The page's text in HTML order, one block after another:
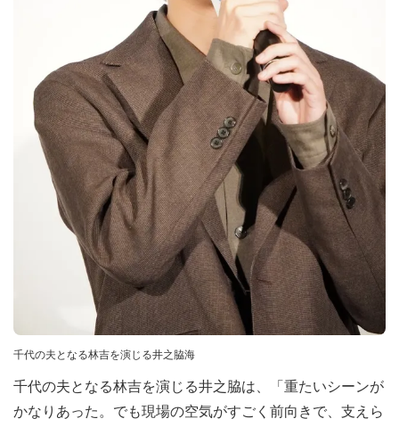
千代の夫となる林吉を演じる井之脇海
千代の夫となる林吉を演じる井之脇は、「重たいシーンが
かなりあった。でも現場の空気がすごく前向きで、支えら